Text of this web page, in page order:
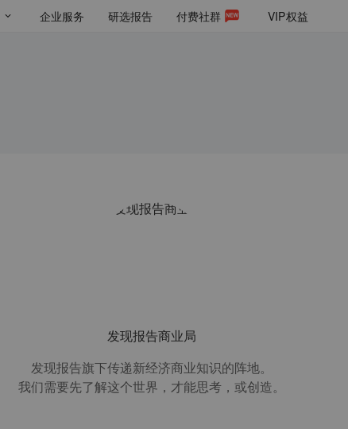
企业服务 研选报告 付费社群 VIP权益
发现报告商业局
发现报告旗下传递新经济商业知识的阵地。
我们需要先了解这个世界，才能思考，或创造。